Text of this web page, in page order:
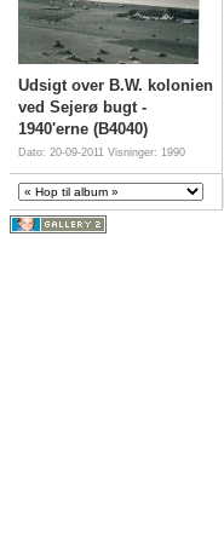
Udsigt over B.W. kolonien
ved Sejerø bugt -
1940'erne (B4040)
Dato: 20-09-2011 Visninger: 1990